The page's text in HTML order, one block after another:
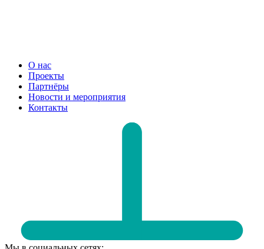
О нас
Проекты
Партнёры
Новости и мероприятия
Контакты